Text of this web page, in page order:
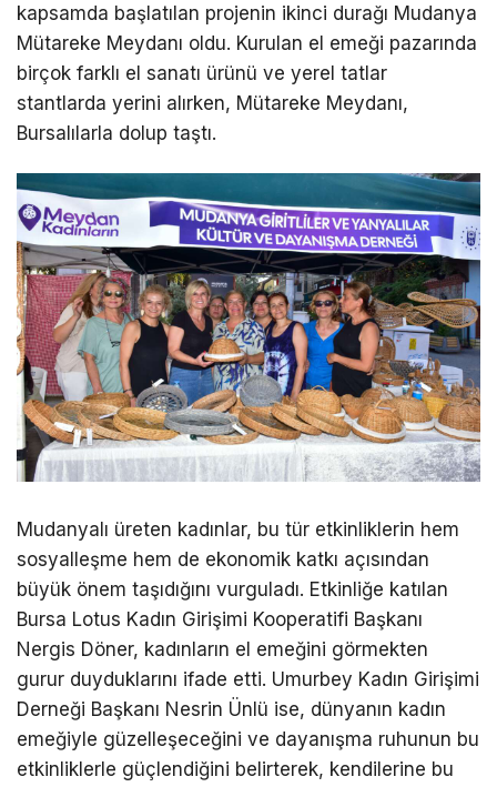
kapsamda başlatılan projenin ikinci durağı Mudanya
Mütareke Meydanı oldu. Kurulan el emeği pazarında
birçok farklı el sanatı ürünü ve yerel tatlar
stantlarda yerini alırken, Mütareke Meydanı,
Bursalılarla dolup taştı.
Mudanyalı üreten kadınlar, bu tür etkinliklerin hem
sosyalleşme hem de ekonomik katkı açısından
büyük önem taşıdığını vurguladı. Etkinliğe katılan
Bursa Lotus Kadın Girişimi Kooperatifi Başkanı
Nergis Döner, kadınların el emeğini görmekten
gurur duyduklarını ifade etti. Umurbey Kadın Girişimi
Derneği Başkanı Nesrin Ünlü ise, dünyanın kadın
emeğiyle güzelleşeceğini ve dayanışma ruhunun bu
etkinliklerle güçlendiğini belirterek, kendilerine bu